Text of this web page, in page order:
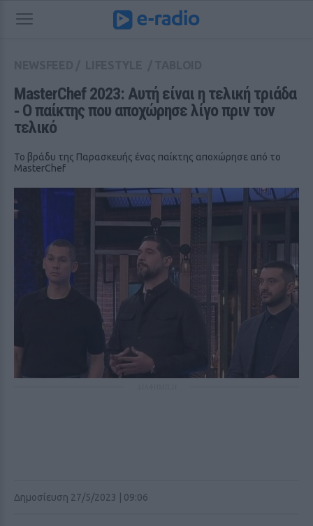
MasterChef 2023: Αυτή είναι η τελική τριάδα
‑ O παίκτης που αποχώρησε λίγο πριν τον
τελικό
Το βράδυ της Παρασκευής ένας παίκτης αποχώρησε από το
MasterChef
Δημοσίευση 27/5/2023 | 09:06